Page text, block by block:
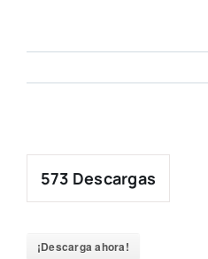
573 Descargas
¡Descarga ahora!